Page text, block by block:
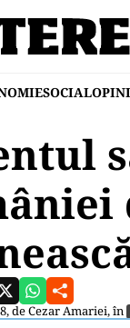
SOCIAL
deCezar Amariei, în